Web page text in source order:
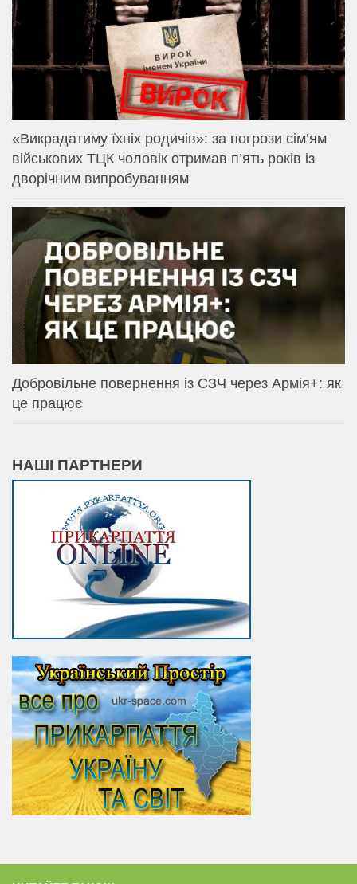
«Викрадатиму їхніх родичів»: за погрози сім’ям
військових ТЦК чоловік отримав п’ять років із
дворічним випробуванням
Добровільне повернення із СЗЧ через Армія+: як
це працює
НАШІ ПАРТНЕРИ